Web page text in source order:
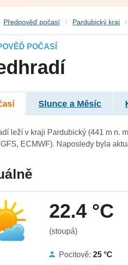
Předpověď počasí Pardubický kraj
POČASÍ
Slunce a Měsíc
leží v kraji Pardubický (441 m n.
ECMWF). Naposledy byla
22.4 °C
(stoupá)
Pocitově:25 °C